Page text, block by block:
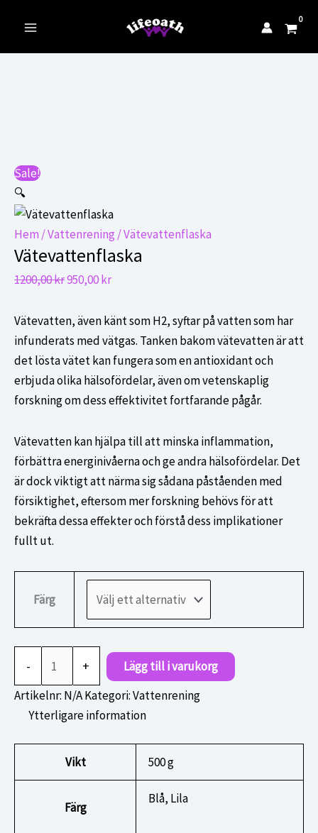
Sale!
🔍
Hem /Vattenrening / Vätevattenflaska
Vätevattenflaska
1200,00krDet
priset
var:
1200,00 kr.
950,00krDet
priset
är:
950,00 kr.
Vätevatten, även känt som H2, syftar på vatten som har
infunderats med vätgas. Tanken bakom vätevatten är att
det lösta vätet kan fungera som en antioxidant och
erbjuda olika hälsofördelar, även om vetenskaplig
forskning om dess effektivitet fortfarande pågår.
Vätevatten kan hjälpa till att minska inflammation,
förbättra energinivåerna och ge andra hälsofördelar. Det
är dock viktigt att närma sig sådana påståenden med
försiktighet, eftersom mer forskning behövs för att
bekräfta dessa effekter och förstå dess implikationer
fullt ut.
Färg
- +
Lägg till i varukorg
Artikelnr: N/AKategori:Vattenrening
Ytterligare information
Vikt 500 g
Färg
Blå, Lila